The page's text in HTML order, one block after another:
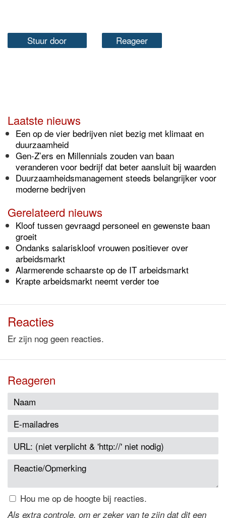
Stuur door Reageer
Laatste nieuws
Een op de vier bedrijven niet bezig met klimaat en
duurzaamheid
Gen-Z’ers en Millennials zouden van baan
veranderen voor bedrijf dat beter aansluit bij waarden
Duurzaamheidsmanagement steeds belangrijker voor
moderne bedrijven
Gerelateerd nieuws
Kloof tussen gevraagd personeel en gewenste baan
groeit
Ondanks salariskloof vrouwen positiever over
arbeidsmarkt
Alarmerende schaarste op de IT arbeidsmarkt
Krapte arbeidsmarkt neemt verder toe
Reacties
Er zijn nog geen reacties.
Reageren
Hou me op de hoogte bij reacties.
Als extra controle, om er zeker van te zijn dat dit een